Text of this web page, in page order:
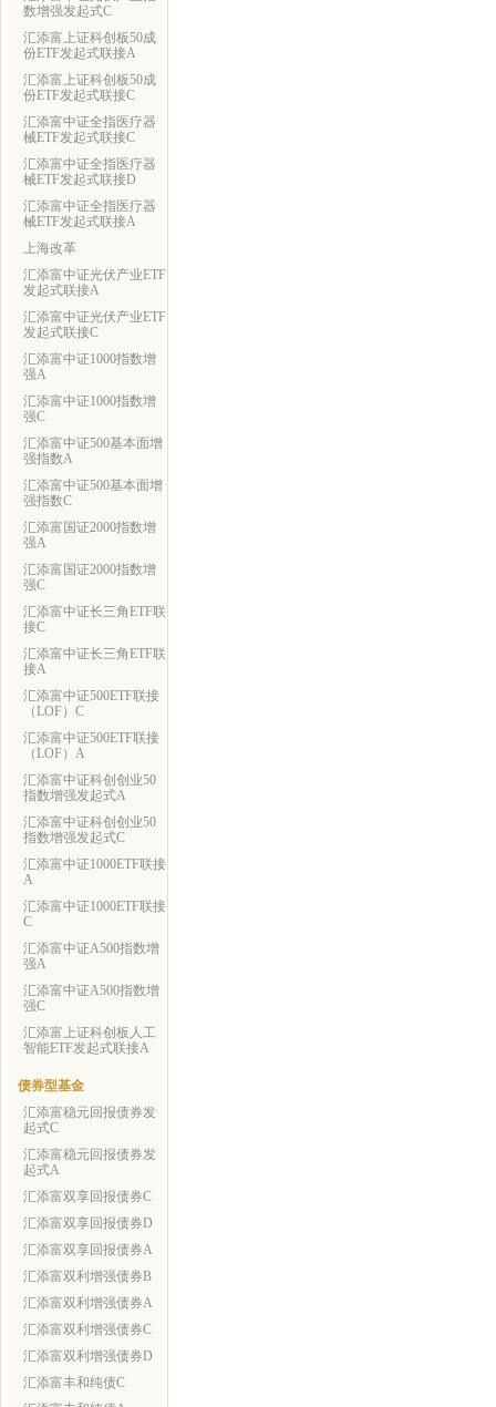
数增强发起式C
汇添富上证科创板50成
份ETF发起式联接A
汇添富上证科创板50成
份ETF发起式联接C
汇添富中证全指医疗器
械ETF发起式联接C
汇添富中证全指医疗器
械ETF发起式联接D
汇添富中证全指医疗器
械ETF发起式联接A
上海改革
汇添富中证光伏产业ETF
发起式联接A
汇添富中证光伏产业ETF
发起式联接C
汇添富中证1000指数增
强A
汇添富中证1000指数增
强C
汇添富中证500基本面增
强指数A
汇添富中证500基本面增
强指数C
汇添富国证2000指数增
强A
汇添富国证2000指数增
强C
汇添富中证长三角ETF联
接C
汇添富中证长三角ETF联
接A
汇添富中证500ETF联接
（LOF）C
汇添富中证500ETF联接
（LOF）A
汇添富中证科创创业50
指数增强发起式A
汇添富中证科创创业50
指数增强发起式C
汇添富中证1000ETF联接
A
汇添富中证1000ETF联接
C
汇添富中证A500指数增
强A
汇添富中证A500指数增
强C
汇添富上证科创板人工
智能ETF发起式联接A
债券型基金
汇添富稳元回报债券发
起式C
汇添富稳元回报债券发
起式A
汇添富双享回报债券C
汇添富双享回报债券D
汇添富双享回报债券A
汇添富双利增强债券B
汇添富双利增强债券A
汇添富双利增强债券C
汇添富双利增强债券D
汇添富丰和纯债C